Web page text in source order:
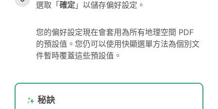
選取「確定 」以儲存偏好設定。
您的偏好設定現在會套用為所有地理空間 PDF
的預設值。您仍可以使用快顯選單方法為個別文
件暫時覆蓋這些預設值。
秘訣